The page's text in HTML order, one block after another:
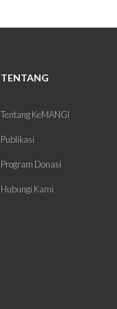
TENTANG
Tentang KeMANGI
Publikasi
Program Donasi
Hubungi Kami